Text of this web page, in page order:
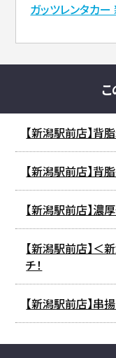
ガッツレンタカ
【新潟駅前店】背
【新潟駅前店】背
【新潟駅前店】濃
【新潟駅前店】＜
チ！
【新潟駅前店】串揚